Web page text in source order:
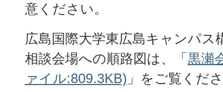
意ください。
広島国際大学東広島キャンパス
相談会場への順路図は、「 黒瀬
ァイル:809.3KB) 」をご覧くだ